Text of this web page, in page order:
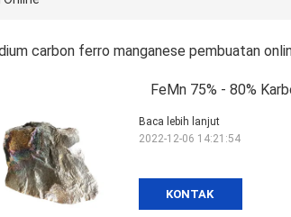
carbon ferro manganese pembuatan
FeMn 75% - 80%
KONTAK
Baca lebih lanjut
2022-12-06 14:21:54